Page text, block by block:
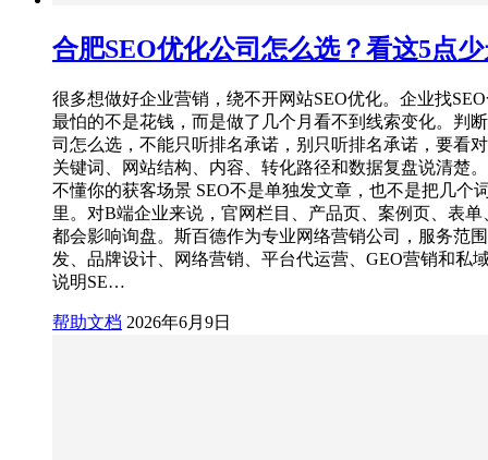
合肥SEO优化公司怎么选？看这5点
很多想做好企业营销，绕不开网站SEO优化。企业找
最怕的不是花钱，而是做了几个月看不到线索变化。判
司怎么选，不能只听排名承诺，别只听排名承诺，要看
关键词、网站结构、内容、转化路径和数据复盘说清楚
不懂你的获客场景 SEO不是单独发文章，也不是把几个
里。对B端企业来说，官网栏目、产品页、案例页、表单
都会影响询盘。斯百德作为专业网络营销公司，服务范
发、品牌设计、网络营销、平台代运营、GEO营销和私
说明SE…
帮助文档 2026年6月9日